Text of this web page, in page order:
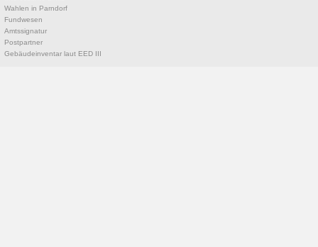
Wahlen in Parndorf
Fundwesen
Amtssignatur
Postpartner
Gebäudeinventar laut EED III